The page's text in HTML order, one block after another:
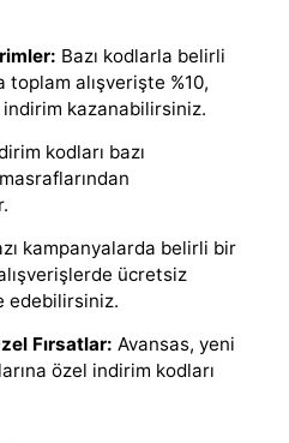
Bazı kodlarla belirli
alışverişte %10,
kazanabilirsiniz.
kodları bazı
kampanyalarda belirli bir
ücretsiz
edebilirsiniz.
Fırsatlar: Avansas, yeni
özel indirim kodları